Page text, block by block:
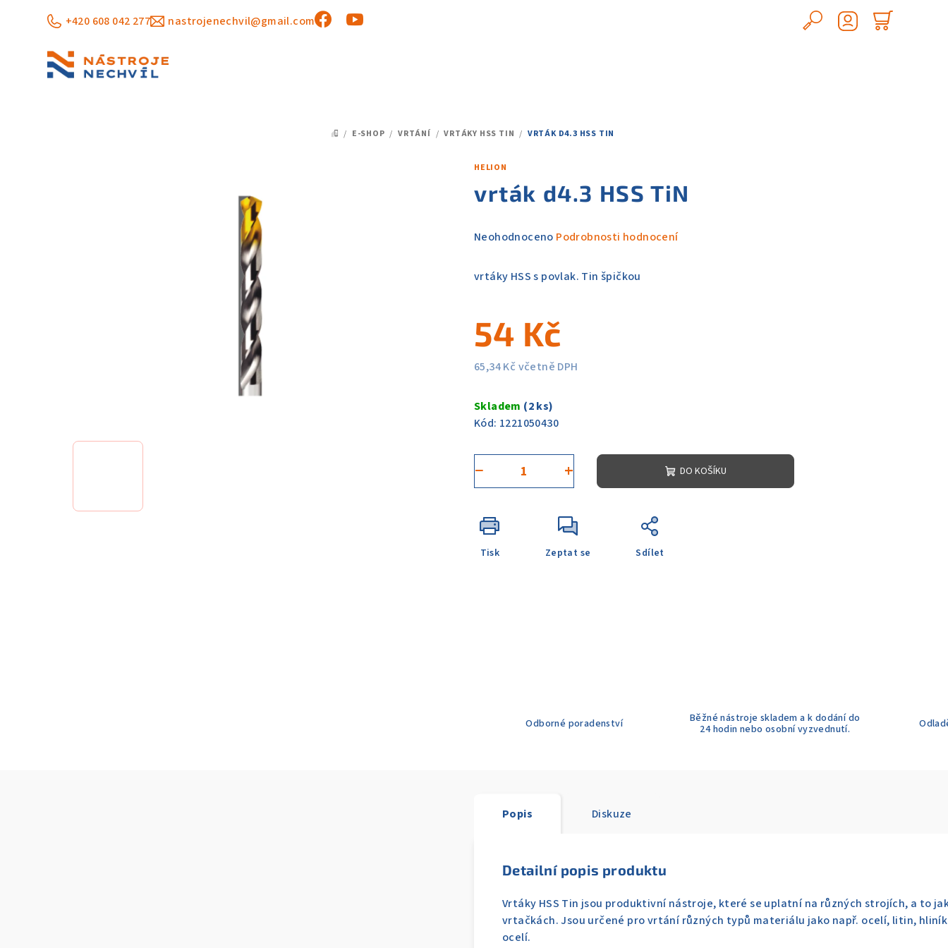
+420 608 042 277 nastrojenechvil@gmail.com
Hledat
DOMŮ
/ E-SHOP / VRTÁNÍ / VRTÁKY HSS TIN / VRTÁK D4.3 HSS TIN
HELION
vrták d4.3 HSS TiN
Průměrné
produktu
z
5
Neohodnoceno Podrobnosti hodnocení
vrtáky HSS s povlak. Tin špičkou
54 Kč
65,34 Kč včetně DPH
cena:
Skladem (2 ks)
Kód: 1221050430
+
− DO KOŠÍKU
Tisk Zeptat se Sdílet
Odborné poradenství
Běžné nástroje skladem a k dodání do
24 hodin nebo osobní vyzvednutí.
Popis Diskuze
Detailní popis produktu
Vrtáky HSS Tin jsou produktivní nástroje, které se uplatní na různých strojích, a to
vrtačkách. Jsou určené pro vrtání různých typů materiálu jako např. ocelí, litin,
ocelí.